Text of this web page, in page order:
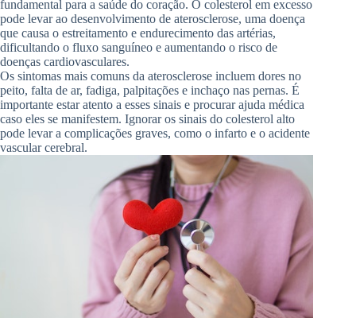
fundamental para a saúde do coração. O colesterol em excesso
pode levar ao desenvolvimento de aterosclerose, uma doença
que causa o estreitamento e endurecimento das artérias,
dificultando o fluxo sanguíneo e aumentando o risco de
doenças cardiovasculares.
Os sintomas mais comuns da aterosclerose incluem dores no
peito, falta de ar, fadiga, palpitações e inchaço nas pernas. É
importante estar atento a esses sinais e procurar ajuda médica
caso eles se manifestem. Ignorar os sinais do colesterol alto
pode levar a complicações graves, como o infarto e o acidente
vascular cerebral.